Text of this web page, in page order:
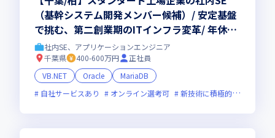
（基幹システム開発メンバー候補）/ 安定基盤
で挑む、第二創業期のITインフラ変革/ 年休12
6日・住宅補助有・昼食無料
社内SE、アプリケーションエンジニア
千葉県
400-600万円
正社員
VB.NET
Oracle
MariaDB
自社サービスあり
オンライン選考可 新技術に積極的